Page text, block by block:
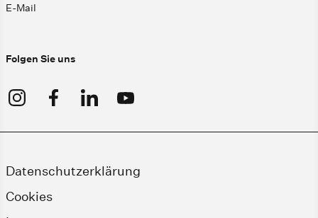
E-Mail
Folgen Sie uns
Datenschutzerklärung
Cookies